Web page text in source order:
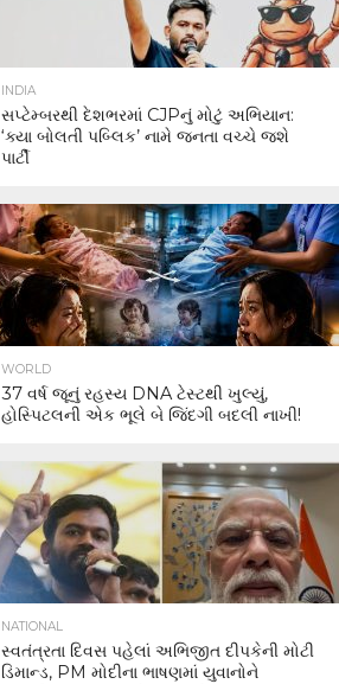
INDIA
સપ્ટેમ્બરથી દેશભરમાં CJPનું મોટું અભિયાન:
‘ક્યા બોલતી પબ્લિક’ નામે જનતા વચ્ચે જશે
પાર્ટી
WORLD
37 વર્ષ જૂનું રહસ્ય DNA ટેસ્ટથી ખુલ્યું,
હોસ્પિટલની એક ભૂલે બે જિંદગી બદલી નાખી!
NATIONAL
સ્વતંત્રતા દિવસ પહેલાં અભિજીત દીપકેની મોટી
ડિમાન્ડ, PM મોદીના ભાષણમાં યુવાનોને